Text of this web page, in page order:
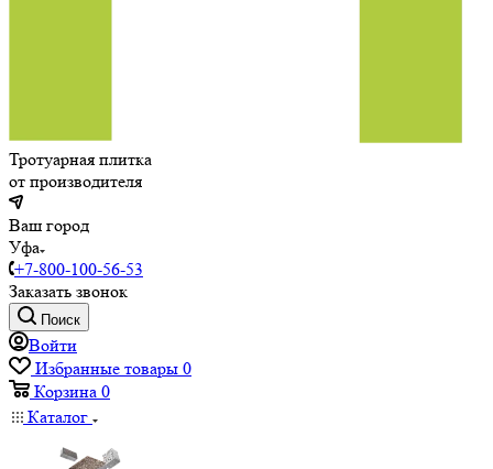
Тротуарная плитка
от производителя
Ваш город
Уфа
+7-800-100-56-53
Заказать звонок
Поиск
Войти
Избранные товары 0
Корзина 0
Каталог